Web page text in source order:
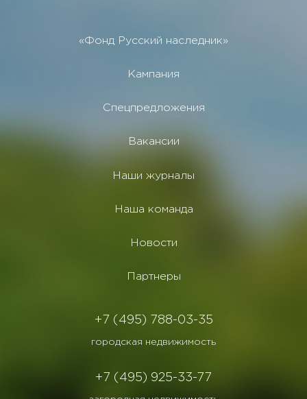
«Фонд Русский наследник»
Кампания
Спецпредложения
Вакансии
Наши журналы
Наша команда
Новости
Партнеры
+7 (495) 788-03-35
городская недвижимость
+7 (495) 925-33-77